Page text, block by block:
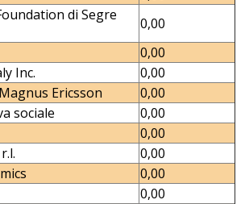
di Segre
0,00
0,00
Inc.
0,00
Ericsson
0,00
sociale
0,00
0,00
0,00
0,00
0,00